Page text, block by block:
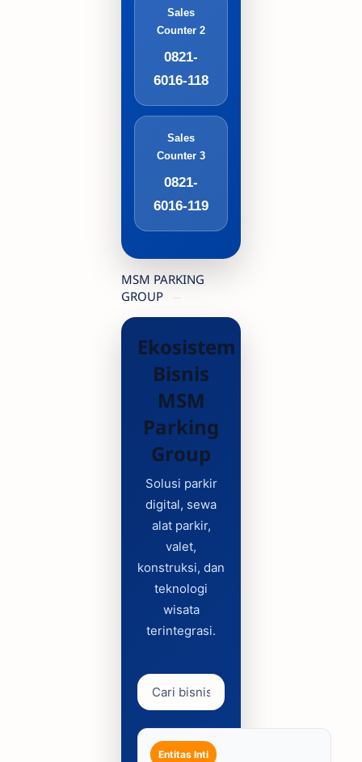
Sales
Counter 2
0821-
6016-118
Sales
Counter 3
0821-
6016-119
MSM PARKING
GROUP
Ekosistem
Bisnis
MSM
Parking
Group
Solusi parkir
digital, sewa
alat parkir,
valet,
konstruksi, dan
teknologi
wisata
terintegrasi.
Entitas Inti